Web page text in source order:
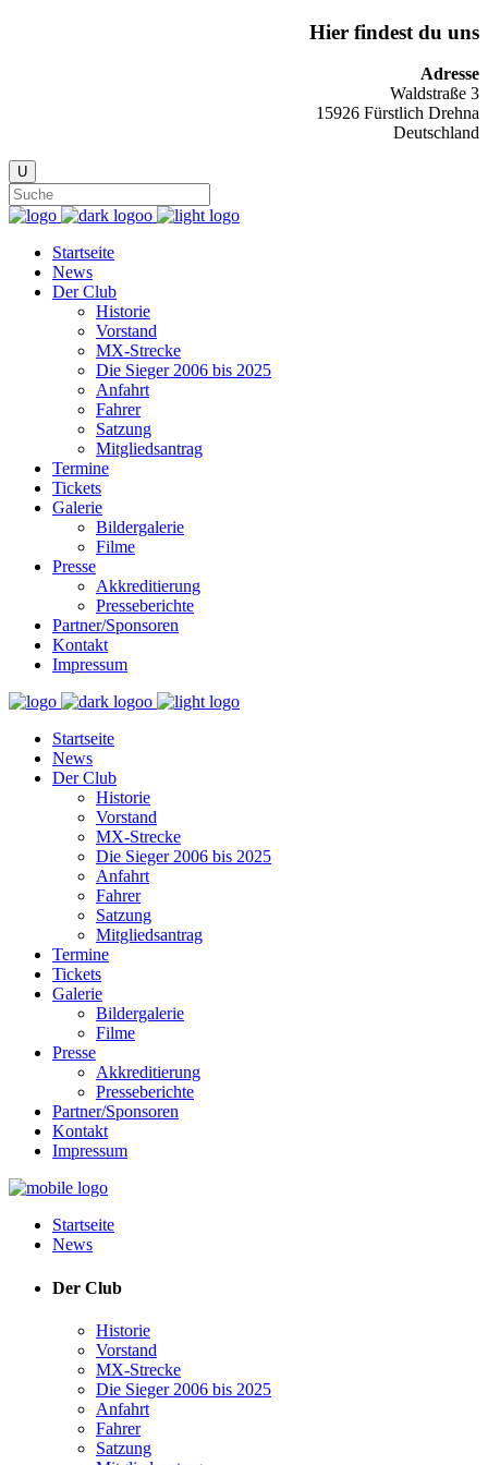
Hier findest du uns
Adresse
Waldstraße 3
15926 Fürstlich Drehna
Deutschland
Startseite
News
Der Club
Historie
Vorstand
MX-Strecke
Die Sieger 2006 bis 2025
Anfahrt
Fahrer
Satzung
Mitgliedsantrag
Termine
Tickets
Galerie
Bildergalerie
Filme
Presse
Akkreditierung
Presseberichte
Partner/Sponsoren
Kontakt
Impressum
Startseite
News
Der Club
Historie
Vorstand
MX-Strecke
Die Sieger 2006 bis 2025
Anfahrt
Fahrer
Satzung
Mitgliedsantrag
Termine
Tickets
Galerie
Bildergalerie
Filme
Presse
Akkreditierung
Presseberichte
Partner/Sponsoren
Kontakt
Impressum
Startseite
News
Der Club
Historie
Vorstand
MX-Strecke
Die Sieger 2006 bis 2025
Anfahrt
Fahrer
Satzung